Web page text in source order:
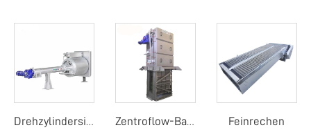
Drehzylindersieb für feine Screening Zentroflow-Bandgitter Feinrechen